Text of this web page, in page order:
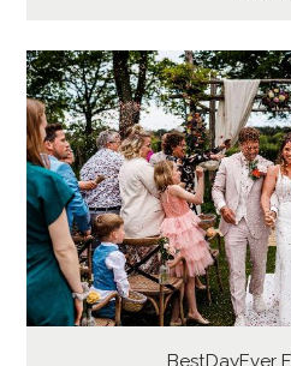
BestDayEver